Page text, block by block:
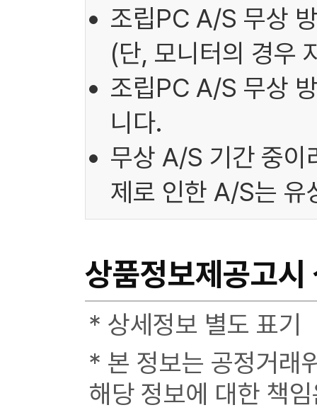
조립PC A/S 무상
(단, 모니터의 경우
조립PC A/S 무상
니다.
무상 A/S 기간 중이
제로 인한 A/S는 유
상품정보제공고시
* 상세정보 별도 표기
* 본 정보는 공정거래
해당 정보에 대한 책